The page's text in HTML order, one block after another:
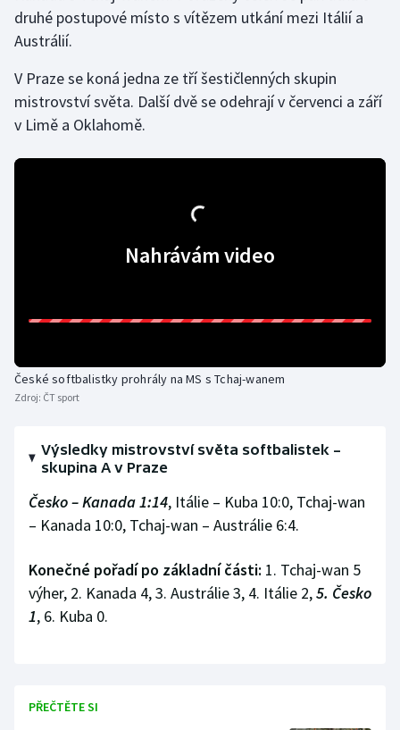
Parasport
Plážový volejbal
Sportovní střelba
Stolní tenis
Triatlon
Veslování
Vodní slalom
Volejbal
Ostatní
druhé postupové místo s vítězem utkání mezi Itálií a
Austrálií.
V Praze se koná jedna ze tří šestičlenných skupin
mistrovství světa. Další dvě se odehrají v červenci a září
v Limě a Oklahomě.
Nahrávám video
České softbalistky prohrály na MS s Tchaj-wanem
Zdroj: ČT sport
Výsledky mistrovství světa softbalistek –
skupina A v Praze
Česko – Kanada 1:14, Itálie – Kuba 10:0, Tchaj-wan
– Kanada 10:0, Tchaj-wan – Austrálie 6:4.
Konečné pořadí po základní části: 1. Tchaj-wan 5
výher, 2. Kanada 4, 3. Austrálie 3, 4. Itálie 2,5. Česko
1, 6. Kuba 0.
PŘEČTĚTE SI